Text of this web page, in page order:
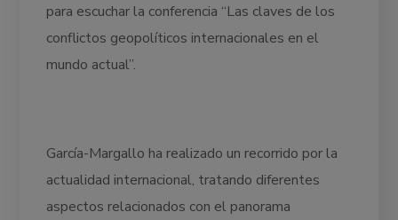
para escuchar la conferencia “Las claves de los
conflictos geopolíticos internacionales en el
mundo actual”.
García-Margallo ha realizado un recorrido por la
actualidad internacional, tratando diferentes
aspectos relacionados con el panorama